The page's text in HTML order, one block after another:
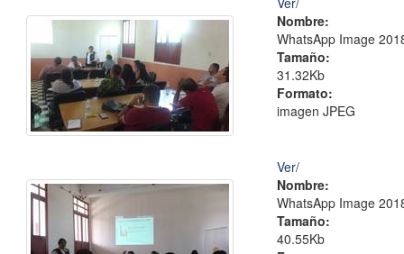
Nombre:
WhatsApp Image
Tamaño:
31.32Kb
Formato:
imagen JPEG
Ver/
Nombre:
WhatsApp Image
Tamaño:
40.55Kb